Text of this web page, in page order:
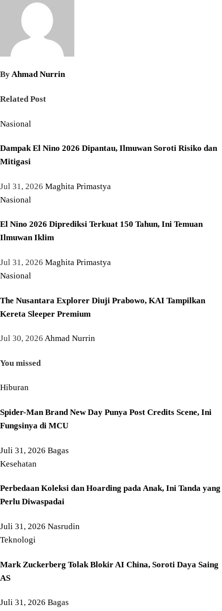
ByAhmad Nurrin
Related Post
Nasional
Dampak El Nino 2026 Dipantau, Ilmuwan Soroti Risiko dan
Mitigasi
Jul 31, 2026 Maghita Primastya
Nasional
El Nino 2026 Diprediksi Terkuat 150 Tahun, Ini Temuan
Ilmuwan Iklim
Jul 31, 2026 Maghita Primastya
Nasional
The Nusantara Explorer Diuji Prabowo, KAI Tampilkan
Kereta Sleeper Premium
Jul 30, 2026 Ahmad Nurrin
You missed
Hiburan
Spider-Man Brand New Day Punya Post Credits Scene, Ini
Fungsinya di MCU
Juli 31, 2026 Bagas
Kesehatan
Perbedaan Koleksi dan Hoarding pada Anak, Ini Tanda yang
Perlu Diwaspadai
Juli 31, 2026 Nasrudin
Teknologi
Mark Zuckerberg Tolak Blokir AI China, Soroti Daya Saing
AS
Juli 31, 2026 Bagas